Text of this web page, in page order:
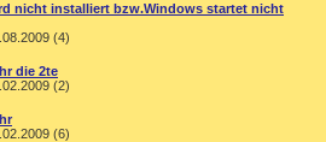
nicht installiert bzw.Windows startet nicht
(4)
die 2te
(2)
(6)